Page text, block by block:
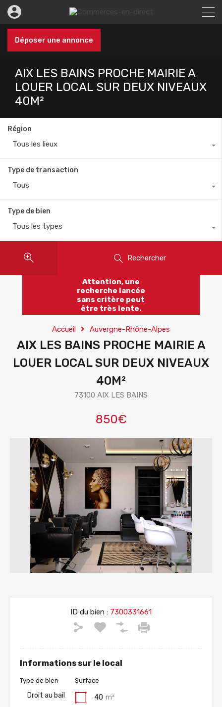
Déposer une annonce
AIX LES BAINS PROCHE MAIRIE A
LOUER LOCAL SUR DEUX NIVEAUX
40M²
Région
Tous les lieux
Type de transaction
Tous
Type de bien
Tous les types
Rechercher
Attention, une
recherche lancée
sans critère peut
être très lente.
Accueil Auvergne-Rhône-Alpes
AIX LES BAINS PROCHE MAIRIE A
LOUER LOCAL SUR DEUX NIVEAUX
40M²
73100 AIX LES BAINS
850€
ID du bien : 7300331661
Informations sur le local
Type de bien
Droit au bail
Surface
40 m²